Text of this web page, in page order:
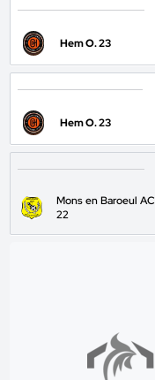
Hem O. 23
Hem O. 23
Mons en Baroeul AC
22